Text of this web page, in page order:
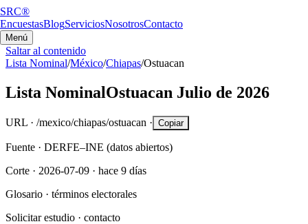
SRC®
EncuestasBlogServiciosNosotrosContacto
Menú
Saltar al contenido
Lista Nominal/México/Chiapas/Ostuacan
Lista NominalOstuacan Julio de 2026
URL · /mexico/chiapas/ostuacan · Copiar
Fuente · DERFE–INE (datos abiertos)
Corte · 2026-07-09 · hace 9 días
Glosario · términos electorales
Solicitar estudio · contacto